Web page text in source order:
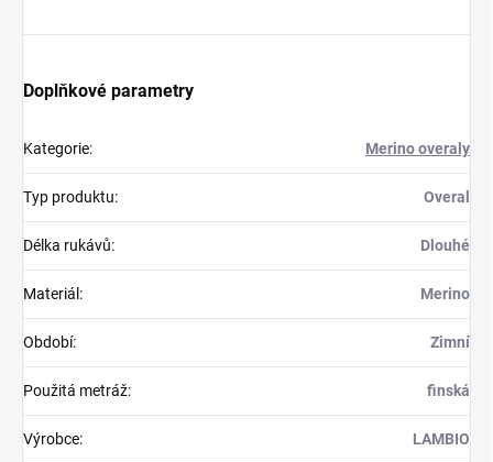
Doplňkové parametry
Kategorie: Merino overaly
Typ produktu: Overal
Délka rukávů: Dlouhé
Materiál : Merino
Období: Zimní
Použitá metráž: finská
Výrobce: LAMBIO